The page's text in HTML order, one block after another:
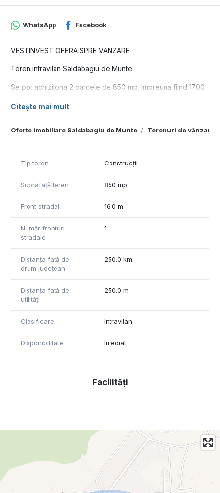
Oferte imobiliare Saldabagiu de Munte Terenuri de vânzare
WhatsApp Facebook
VESTINVEST OFERA SPRE VANZARE
Teren intravilan Saldabagiu de Munte
Se pot achizitona 2 parcele de 850 mp, impreuna fiind 1700
Front stradal: 16 ml
Terenul se afla la aprox 250 ml de strada principala pe care
se afla toate utilitatile :apa, curent,gaz
Pret: 15,800 euro
ID: CP3078898
Citește mai mult
Tip teren Construcții
Suprafață teren 850 mp
Front stradal 16.0 m
Număr fronturi
stradale
1
Distanța față de
drum județean
250.0 km
Distanța față de
utilități
250.0 m
Clasificare Intravilan
Disponibilitate Imediat
Facilități